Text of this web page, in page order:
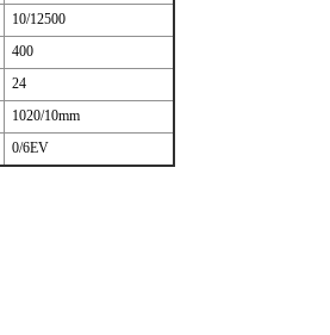
10/12500
400
24
1020/10mm
0/6EV